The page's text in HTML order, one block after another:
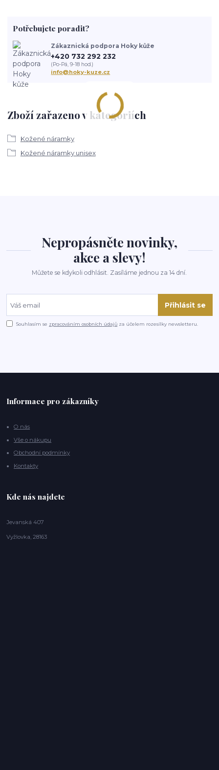
Zboží zařazeno v kategoriích
Kožené náramky
Kožené náramky unisex
Potřebujete poradit?
Zákaznická podpora Hoky kůže
+420 732 292 232
(Po-Pá, 9-18 hod.)
info@hoky-kuze.cz
Nepropásněte novinky,
akce a slevy!
Můžete se kdykoli odhlásit. Zasíláme jednou za 14 dní.
Přihlásit se
Souhlasím se zpracováním osobních údajů za účelem rozesílky newsletteru.
Informace pro zákazníky
O nás
Vše o nákupu
Obchodní podmínky
Kontakty
Kde nás najdete
Jevanská 407
Vyžlovka, 28163